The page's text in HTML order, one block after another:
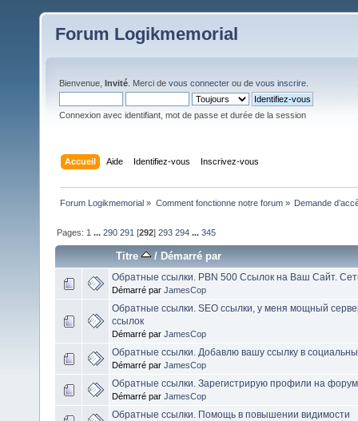
Forum Logikmemorial
Bienvenue, Invité . Merci de vous connecter ou de vous inscrire
Connexion avec identifiant, mot de passe et durée de la session
Accueil Aide Identifiez-vous Inscrivez-vous
Forum Logikmemorial » Comment fonctionne notre forum» Demande
Pages: 1 ...290 291 [292]293 294 ...345
Titre /Démarré par
Обратные ссылки. PBN 500 Ссылок на Ваш Сайт.
Démarré par JamesCop
Обратные ссылки. SEO ссылки, у меня мощный
ссылок
Démarré par JamesCop
Обратные ссылки. Добавлю вашу ссылку в
Démarré par JamesCop
Обратные ссылки. Зарегистрирую профили на
Démarré par JamesCop
Обратные ссылки. Помощь в повышении видимости